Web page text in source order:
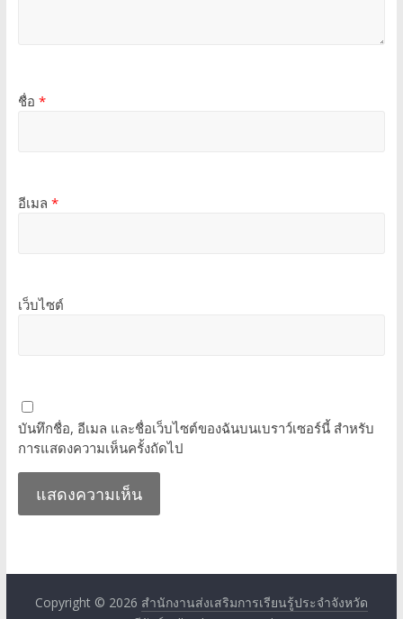
ชื่อ *
อีเมล *
เว็บไซต์
บันทึกชื่อ, อีเมล และชื่อเว็บไซต์ของฉันบนเบราว์เซอร์นี้ สำหรับ
การแสดงความเห็นครั้งถัดไป
Copyright © 2026 สำนักงานส่งเสริมการเรียนรู้ประจำจังหวัด